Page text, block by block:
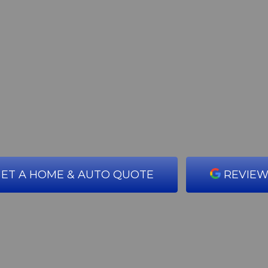
A HOME & AUTO QUOTE